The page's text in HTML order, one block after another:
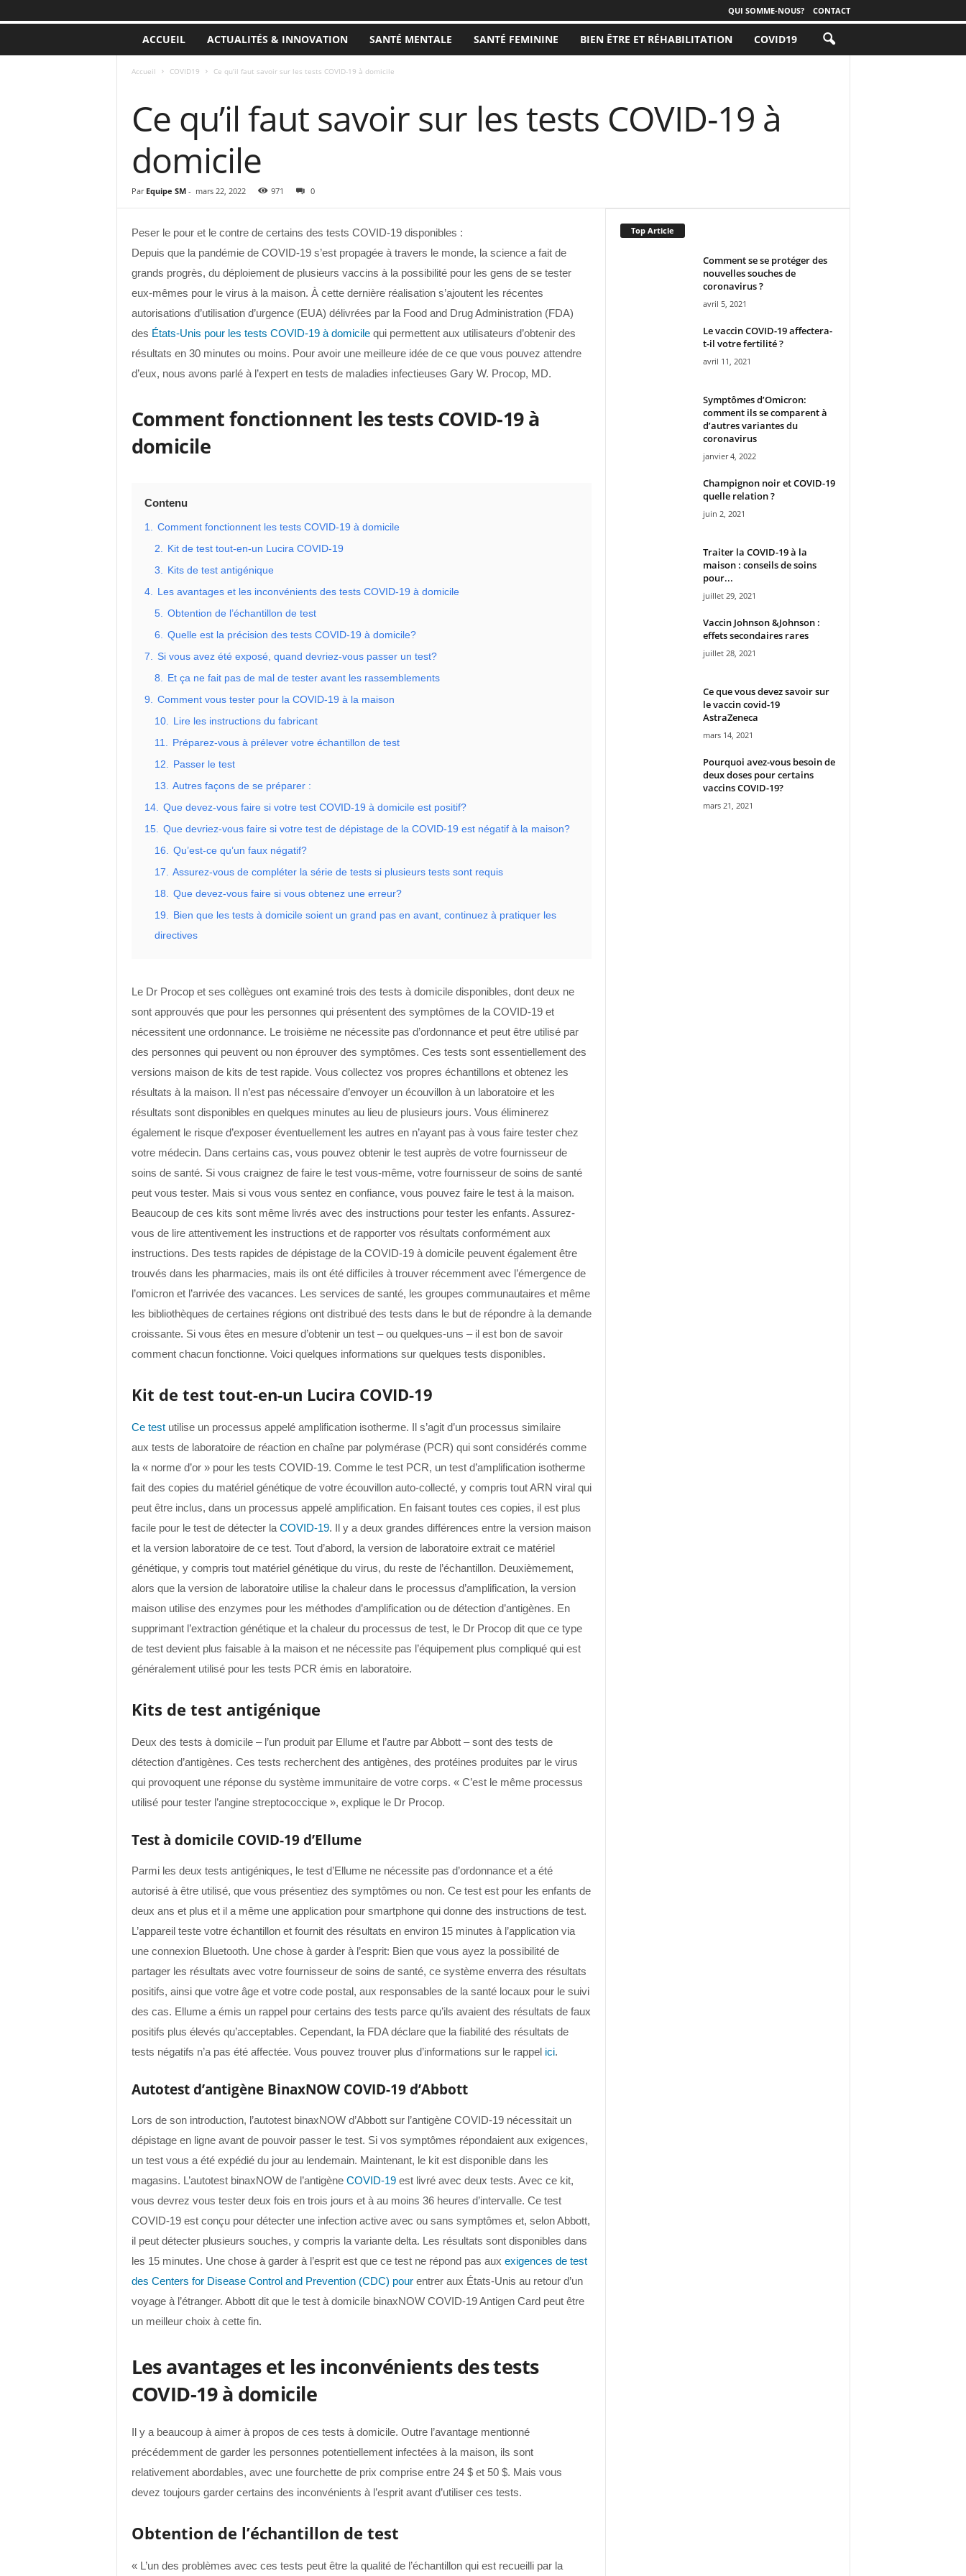
QUI SOMME-NOUS? CONTACT
ACCUEIL ACTUALITÉS & INNOVATION SANTÉ MENTALE SANTÉ FEMININE BIEN ÊTRE ET RÉHABILITATION COVID19
Accueil COVID19 Ce qu’il faut savoir sur les tests COVID-19 à domicile
Ce qu’il faut savoir sur les tests COVID-19 à
domicile
Par Equipe SM- mars 22, 2022 971 0
Peser le pour et le contre de certains des tests COVID-19 disponibles :
Depuis que la pandémie de COVID-19 s’est propagée à travers le monde, la science a fait de
grands progrès, du déploiement de plusieurs vaccins à la possibilité pour les gens de se tester
eux-mêmes pour le virus à la maison. À cette dernière réalisation s’ajoutent les récentes
autorisations d’utilisation d’urgence (EUA) délivrées par la Food and Drug Administration (FDA)
des États-Unis pour les tests COVID-19 à domicilequi permettent aux utilisateurs d’obtenir des
résultats en 30 minutes ou moins. Pour avoir une meilleure idée de ce que vous pouvez attendre
d’eux, nous avons parlé à l’expert en tests de maladies infectieuses Gary W. Procop, MD.
Comment fonctionnent les tests COVID-19 à
domicile
Contenu
1. Comment fonctionnent les tests COVID-19 à domicile
2. Kit de test tout-en-un Lucira COVID-19
3. Kits de test antigénique
4. Les avantages et les inconvénients des tests COVID-19 à domicile
5. Obtention de l’échantillon de test
6. Quelle est la précision des tests COVID-19 à domicile?
7. Si vous avez été exposé, quand devriez-vous passer un test?
8. Et ça ne fait pas de mal de tester avant les rassemblements
9. Comment vous tester pour la COVID-19 à la maison
10. Lire les instructions du fabricant
11. Préparez-vous à prélever votre échantillon de test
12. Passer le test
13. Autres façons de se préparer :
14. Que devez-vous faire si votre test COVID-19 à domicile est positif?
15. Que devriez-vous faire si votre test de dépistage de la COVID-19 est négatif à la maison?
16. Qu’est-ce qu’un faux négatif?
17. Assurez-vous de compléter la série de tests si plusieurs tests sont requis
18. Que devez-vous faire si vous obtenez une erreur?
19. Bien que les tests à domicile soient un grand pas en avant, continuez à pratiquer les
directives
Le Dr Procop et ses collègues ont examiné trois des tests à domicile disponibles, dont deux ne
sont approuvés que pour les personnes qui présentent des symptômes de la COVID-19 et
nécessitent une ordonnance. Le troisième ne nécessite pas d’ordonnance et peut être utilisé par
des personnes qui peuvent ou non éprouver des symptômes. Ces tests sont essentiellement des
versions maison de kits de test rapide. Vous collectez vos propres échantillons et obtenez les
résultats à la maison. Il n’est pas nécessaire d’envoyer un écouvillon à un laboratoire et les
résultats sont disponibles en quelques minutes au lieu de plusieurs jours. Vous éliminerez
également le risque d’exposer éventuellement les autres en n’ayant pas à vous faire tester chez
votre médecin. Dans certains cas, vous pouvez obtenir le test auprès de votre fournisseur de
soins de santé. Si vous craignez de faire le test vous-même, votre fournisseur de soins de santé
peut vous tester. Mais si vous vous sentez en confiance, vous pouvez faire le test à la maison.
Beaucoup de ces kits sont même livrés avec des instructions pour tester les enfants. Assurez-
vous de lire attentivement les instructions et de rapporter vos résultats conformément aux
instructions. Des tests rapides de dépistage de la COVID-19 à domicile peuvent également être
trouvés dans les pharmacies, mais ils ont été difficiles à trouver récemment avec l’émergence de
l’omicron et l’arrivée des vacances. Les services de santé, les groupes communautaires et même
les bibliothèques de certaines régions ont distribué des tests dans le but de répondre à la demande
croissante. Si vous êtes en mesure d’obtenir un test – ou quelques-uns – il est bon de savoir
comment chacun fonctionne. Voici quelques informations sur quelques tests disponibles.
Kit de test tout-en-un Lucira COVID-19
Ce testutilise un processus appelé amplification isotherme. Il s’agit d’un processus similaire
aux tests de laboratoire de réaction en chaîne par polymérase (PCR) qui sont considérés comme
la « norme d’or » pour les tests COVID-19. Comme le test PCR, un test d’amplification isotherme
fait des copies du matériel génétique de votre écouvillon auto-collecté, y compris tout ARN viral qui
peut être inclus, dans un processus appelé amplification. En faisant toutes ces copies, il est plus
facile pour le test de détecter la COVID-19. Il y a deux grandes différences entre la version maison
et la version laboratoire de ce test. Tout d’abord, la version de laboratoire extrait ce matériel
génétique, y compris tout matériel génétique du virus, du reste de l’échantillon. Deuxièmement,
alors que la version de laboratoire utilise la chaleur dans le processus d’amplification, la version
maison utilise des enzymes pour les méthodes d’amplification ou de détection d’antigènes. En
supprimant l’extraction génétique et la chaleur du processus de test, le Dr Procop dit que ce type
de test devient plus faisable à la maison et ne nécessite pas l’équipement plus compliqué qui est
généralement utilisé pour les tests PCR émis en laboratoire.
Kits de test antigénique
Deux des tests à domicile – l’un produit par Ellume et l’autre par Abbott – sont des tests de
détection d’antigènes. Ces tests recherchent des antigènes, des protéines produites par le virus
qui provoquent une réponse du système immunitaire de votre corps. « C’est le même processus
utilisé pour tester l’angine streptococcique », explique le Dr Procop.
Test à domicile COVID-19 d’Ellume
Parmi les deux tests antigéniques, le test d’Ellume ne nécessite pas d’ordonnance et a été
autorisé à être utilisé, que vous présentiez des symptômes ou non. Ce test est pour les enfants de
deux ans et plus et il a même une application pour smartphone qui donne des instructions de test.
L’appareil teste votre échantillon et fournit des résultats en environ 15 minutes à l’application via
une connexion Bluetooth. Une chose à garder à l’esprit: Bien que vous ayez la possibilité de
partager les résultats avec votre fournisseur de soins de santé, ce système enverra des résultats
positifs, ainsi que votre âge et votre code postal, aux responsables de la santé locaux pour le suivi
des cas. Ellume a émis un rappel pour certains des tests parce qu’ils avaient des résultats de faux
positifs plus élevés qu’acceptables. Cependant, la FDA déclare que la fiabilité des résultats de
tests négatifs n’a pas été affectée. Vous pouvez trouver plus d’informations sur le rappel ici.
Autotest d’antigène BinaxNOW COVID-19 d’Abbott
Lors de son introduction, l’autotest binaxNOW d’Abbott sur l’antigène COVID-19 nécessitait un
dépistage en ligne avant de pouvoir passer le test. Si vos symptômes répondaient aux exigences,
un test vous a été expédié du jour au lendemain. Maintenant, le kit est disponible dans les
magasins. L’autotest binaxNOW de l’antigène COVID-19est livré avec deux tests. Avec ce kit,
vous devrez vous tester deux fois en trois jours et à au moins 36 heures d’intervalle. Ce test
COVID-19 est conçu pour détecter une infection active avec ou sans symptômes et, selon Abbott,
il peut détecter plusieurs souches, y compris la variante delta. Les résultats sont disponibles dans
les 15 minutes. Une chose à garder à l’esprit est que ce test ne répond pas aux exigences de test
des Centers for Disease Control and Prevention (CDC) pourentrer aux États-Unis au retour d’un
voyage à l’étranger. Abbott dit que le test à domicile binaxNOW COVID-19 Antigen Card peut être
un meilleur choix à cette fin.
Les avantages et les inconvénients des tests
COVID-19 à domicile
Il y a beaucoup à aimer à propos de ces tests à domicile. Outre l’avantage mentionné
précédemment de garder les personnes potentiellement infectées à la maison, ils sont
relativement abordables, avec une fourchette de prix comprise entre 24 $ et 50 $. Mais vous
devez toujours garder certains des inconvénients à l’esprit avant d’utiliser ces tests.
Obtention de l’échantillon de test
« L’un des problèmes avec ces tests peut être la qualité de l’échantillon qui est recueilli par la
Top Article
Comment se se protéger des
nouvelles souches de
coronavirus ?
avril 5, 2021
Le vaccin COVID-19 affectera-
t-il votre fertilité ?
avril 11, 2021
Symptômes d’Omicron:
comment ils se comparent à
d’autres variantes du
coronavirus
janvier 4, 2022
Champignon noir et COVID-19
quelle relation ?
juin 2, 2021
Traiter la COVID-19 à la
maison : conseils de soins
pour...
juillet 29, 2021
Vaccin Johnson &Johnson :
effets secondaires rares
juillet 28, 2021
Ce que vous devez savoir sur
le vaccin covid-19
AstraZeneca
mars 14, 2021
Pourquoi avez-vous besoin de
deux doses pour certains
vaccins COVID-19?
mars 21, 2021